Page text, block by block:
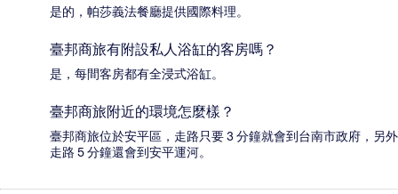
是的，帕莎義法餐廳提供國際料理。
臺邦商旅有附設私人浴缸的客房嗎？
是，每間客房都有全浸式浴缸。
臺邦商旅附近的環境怎麼樣？
臺邦商旅位於安平區，走路只要 3 分鐘就會到台南市政府，另外
走路 5 分鐘還會到安平運河。